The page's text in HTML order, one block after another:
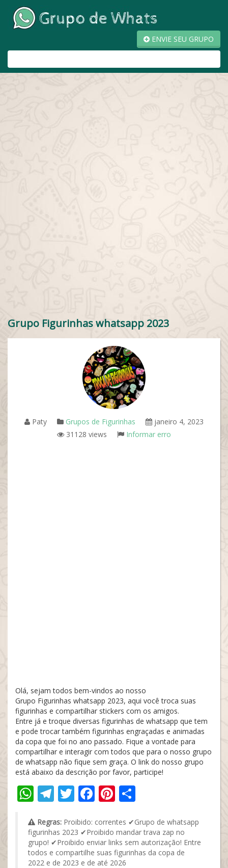
ENVIE SEU GRUPO
Grupo Figurinhas whatsapp 2023
Paty Grupos de Figurinhas
janeiro 4, 2023
31128 views
Informar erro
Olá, sejam todos bem-vindos ao nosso
Grupo Figurinhas whatsapp 2023, aqui você troca suas
figurinhas e compartilhar stickers com os amigos.
Entre já e troque diversas figurinhas de whatsapp que tem
e pode trocar também figurinhas engraçadas e animadas
da copa que foi no ano passado. Fique a vontade para
compartilhar e interagir com todos que para o nosso grupo
de whatsapp não fique sem graça. O link do nosso grupo
está abaixo da descrição por favor, participe!
WhatsApp
Telegram
Twitter
Facebook
Pinterest
Regras: Proibido: correntes ✔Grupo de whatsapp
figurinhas 2023 ✔Proibido mandar trava zap no
grupo! ✔Proibido enviar links sem autorização! Entre
todos e compartilhe suas figurinhas da copa de
2022 e de 2023 e de até 2026